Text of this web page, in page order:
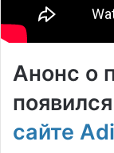
Анонс о
появился
сайте